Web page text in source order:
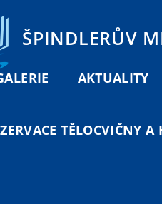
ŠPINDLERŮV
AKTUALITY
TĚLOCVIČNY A